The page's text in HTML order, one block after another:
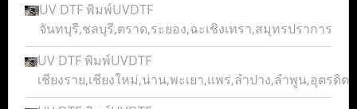
UV DTF พิมพ์UVDTF
จันทบุรี,ชลบุรี,ตราด,ระยอง,ฉะเชิงเทรา,สมุทรปราการ
UV DTF พิมพ์UVDTF
เชียงราย,เชียงใหม่,น่าน,พะเยา,แพร่,ลำปาง,ลำพูน,อุตรดิตถ์